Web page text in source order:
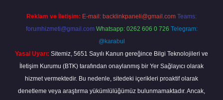
Reklam ve İletişim: E-mail: backlinkpaneli@gmail.com Teams:
forumhizmeti@gmail.com Whatsapp: 0262 606 0 726 Telegram:
@karabul
Yasal Uyarı: Sitemiz, 5651 Sayılı Kanun gereğince Bilgi Teknolojileri ve
İletişim Kurumu (BTK) tarafından onaylanmış bir Yer Sağlayıcı olarak
hizmet vermektedir. Bu nedenle, sitedeki içerikleri proaktif olarak
denetleme veya araştırma yükümlülüğümüz bulunmamaktadır. Ancak,